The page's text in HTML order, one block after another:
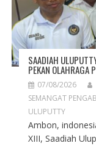
SAADIAH
PEKAN OLAHRAGA
07/08/2026
SEMANGAT
ULUPUTTY
Ambon,
XIII, Saadiah